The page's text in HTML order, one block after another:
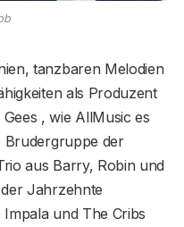
tanzbaren Melodien
als Produzent
, wie AllMusic es
Brudergruppe der
aus Barry, Robin und
Jahrzehnte
und The Cribs